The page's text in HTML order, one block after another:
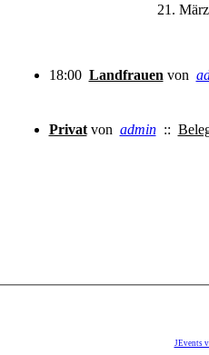
21.
18:00 Landfrauen von
Privat von admin ::
JEvents